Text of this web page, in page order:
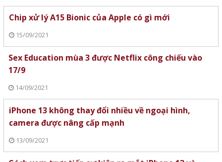
Chip xử lý A15 Bionic của Apple có gì mới
15/09/2021
Sex Education mùa 3 được Netflix công chiếu vào
17/9
14/09/2021
iPhone 13 không thay đổi nhiều về ngoại hình,
camera được nâng cấp mạnh
13/09/2021